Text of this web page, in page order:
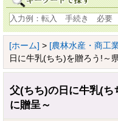
[ホーム] > [農林水産・商工
日に牛乳(ちち)を贈ろう!～
父(ちち)の日に牛乳(
に贈呈～